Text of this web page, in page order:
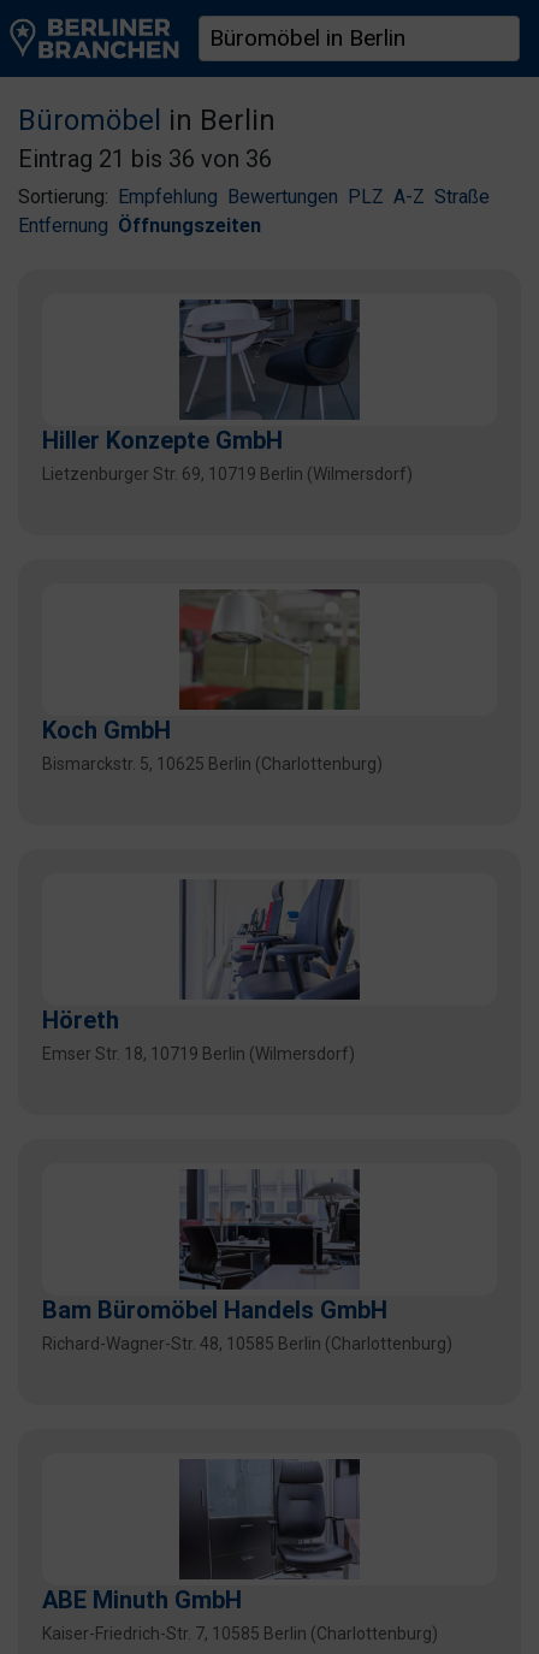
Büromöbel in Berlin
Eintrag 21 bis 36 von 36
Sortierung: Empfehlung Bewertungen PLZ A-Z Straße
Entfernung Öffnungszeiten
Hiller Konzepte GmbH
Lietzenburger Str. 69, 10719 Berlin (Wilmersdorf)
Koch GmbH
Bismarckstr. 5, 10625 Berlin (Charlottenburg)
Höreth
Emser Str. 18, 10719 Berlin (Wilmersdorf)
Bam Büromöbel Handels GmbH
Richard-Wagner-Str. 48, 10585 Berlin (Charlottenburg)
ABE Minuth GmbH
Kaiser-Friedrich-Str. 7, 10585 Berlin (Charlottenburg)